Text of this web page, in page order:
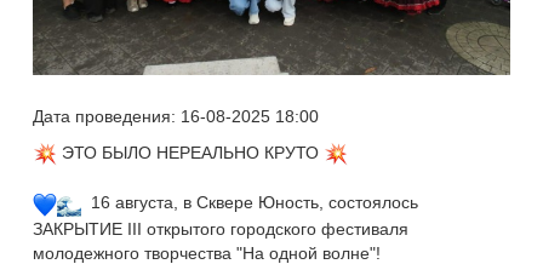
Дата проведения: 16-08-2025 18:00
ЭТО БЫЛО НЕРЕАЛЬНО КРУТО
16 августа, в Сквере Юность, состоялось
ЗАКРЫТИЕ III открытого городского фестиваля
молодежного творчества "На одной волне"!